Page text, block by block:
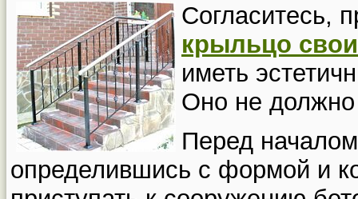
Согласитесь,
крыльцо
иметь
Оно не должно
Перед
определившись с формой и